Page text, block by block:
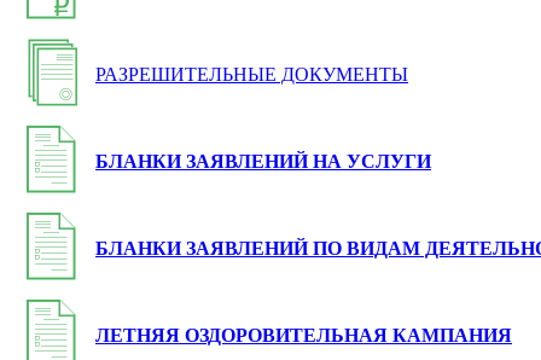
РАЗРЕШИТЕЛЬНЫЕ ДОКУМЕНТЫ
БЛАНКИ ЗАЯВЛЕНИЙ НА УСЛУГИ
БЛАНКИ ЗАЯВЛЕНИЙ ПО ВИДАМ
ЛЕТНЯЯ ОЗДОРОВИТЕЛЬНАЯ КАМПАНИЯ